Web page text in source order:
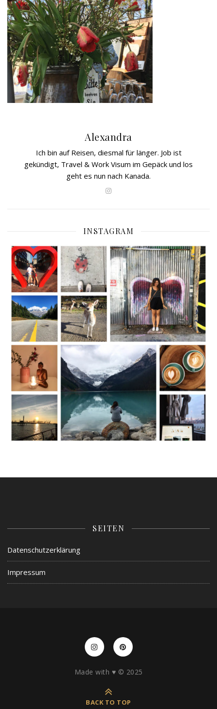
Alexandra
Ich bin auf Reisen, diesmal für länger. Job ist
gekündigt, Travel & Work Visum im Gepäck und los
geht es nun nach Kanada.
INSTAGRAM
SEITEN
Datenschutzerklärung
Impressum
Made with ♥️ © 2025
BACK TO TOP